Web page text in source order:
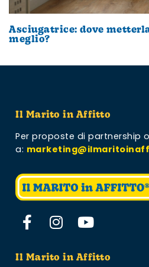
Asciugatrice: dove
meglio?
Il Marito in Affitto
Per proposte di partnership
a:
Il Marito in Affitto